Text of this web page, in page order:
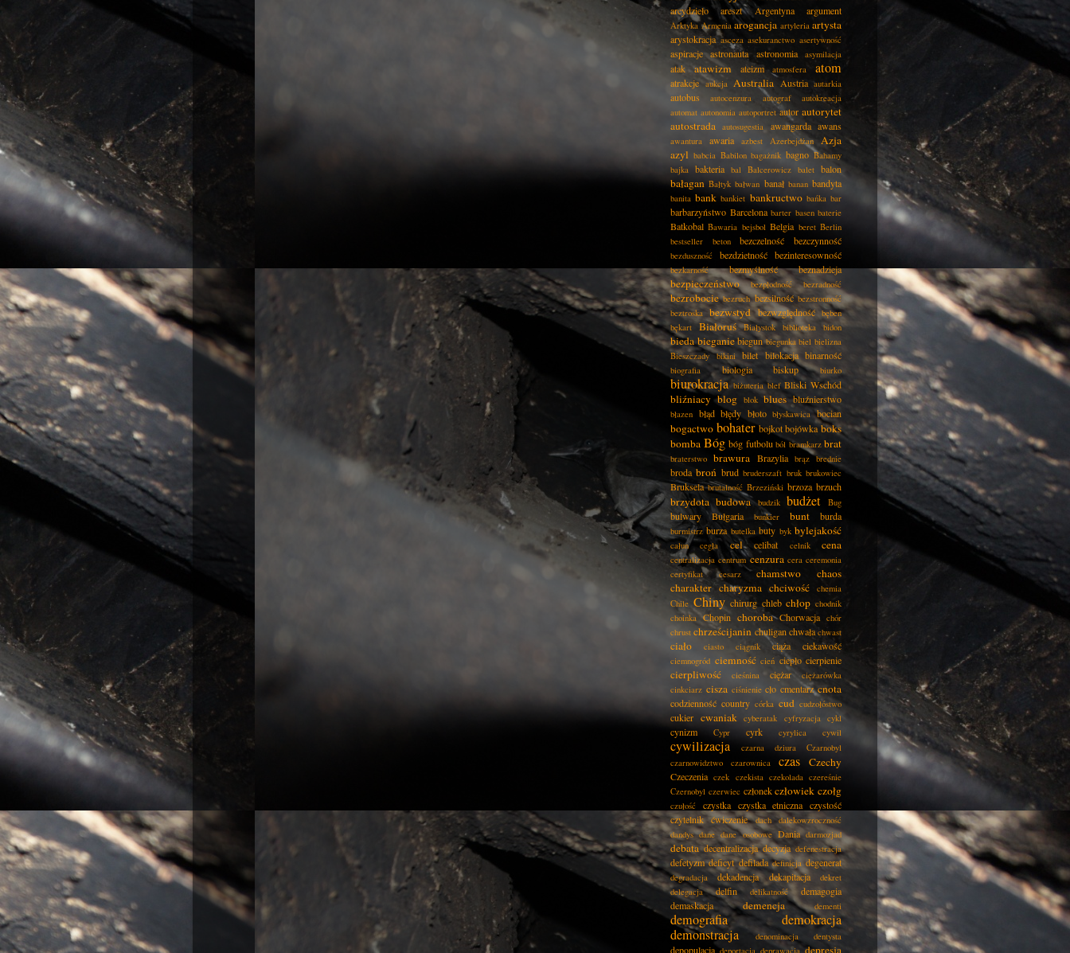
arcydzieło areszt Argentyna argument
Arktyka Armenia arogancja artyleria artysta
arystokracja asceza asekuranctwo asertywność
aspiracje astronauta astronomia asymilacja
atak atawizm ateizm atmosfera atom
atrakcje aukcja Australia Austria autarkia
autobus autocenzura autograf
autokreacja
automat autonomia autoportret autor autorytet
autostrada autosugestia awangarda awans
awantura awaria azbest Azerbejdżan
Azja
azyl babcia Babilon bagażnik bagno Bahamy
bajka bakteria bal Balcerowicz balet balon
bałagan Bałtyk bałwan banał banan bandyta
banita bank bankiet bankructwo bańka bar
barbarzyństwo Barcelona barter basen baterie
Batkobal Bawaria bejsbol Belgia beret Berlin
bestseller
beton bezczelność bezczynność
bezduszność bezdzietność bezinteresowność
bezkarność bezmyślność beznadzieja
bezpieczeństwo bezpłodność bezradność
bezrobocie bezruch bezsilność bezstronność
beztroska bezwstyd bezwzględność bęben
bękart
Białoruś Białystok biblioteka bidon
bieda bieganie biegun biegunka biel bielizna
Bieszczady
bikini bilet bilokacja binarność
biografia biologia biskup biurko
biurokracja biżuteria blef Bliski Wschód
bliźniacy blog blok blues bluźnierstwo
błazen błąd błędy błoto błyskawica bocian
bogactwo bohater bojkot bojówka boks
bomba Bóg bóg futbolu ból bramkarz brat
braterstwo brawura Brazylia brąz brednie
broda broń brud bruderszaft bruk brukowiec
Bruksela brutalność Brzeziński brzoza brzuch
brzydota budowa budzik budżet Bug
bulwary Bułgaria bunkier bunt burda
burmistrz burza butelka buty byk bylejakość
całun cegła cel celibat celnik cena
centralizacja centrum cenzura cera ceremonia
certyfikat
cesarz chamstwo
chaos
charakter charyzma chciwość
chemia
Chile Chiny chirurg chleb chłop chodnik
choinka Chopin choroba Chorwacja chór
chrust chrześcijanin chuligan chwała chwast
ciało ciasto ciągnik ciąża ciekawość
ciemnogród ciemność cień ciepło cierpienie
cierpliwość cieśnina ciężar
ciężarówka
cinkciarz cisza ciśnienie cło cmentarz cnota
codzienność country córka cud cudzołóstwo
cukier cwaniak cyberatak cyfryzacja cykl
cynizm Cypr cyrk cyrylica cywil
cywilizacja czarna dziura
Czarnobyl
czarnowidztwo
czarownica czas Czechy
Czeczenia czek czekista czekolada czereśnie
Czernobyl czerwiec członek człowiek czołg
czułość czystka czystka etniczna czystość
czytelnik ćwiczenie dach
dalekowzroczność
dandys dane dane osobowe Dania darmozjad
debata decentralizacja decyzja defenestracja
defetyzm deficyt defilada definicja degenerat
degradacja dekadencja dekapitacja
dekret
delegacja
delfin delikatność
demagogia
demaskacja
demencja dementi
demografia
demokracja
demonstracja
denominacja dentysta
depopulacja depresja